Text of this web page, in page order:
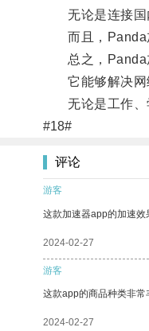
无论是连接国内
而且，Panda加
总之，Panda加
它能够解决网络
无论是工作、学
#18#
评论
游客
这款加速器app的加速效
2024-02-27
游客
这款app的商品种类非常
2024-02-27